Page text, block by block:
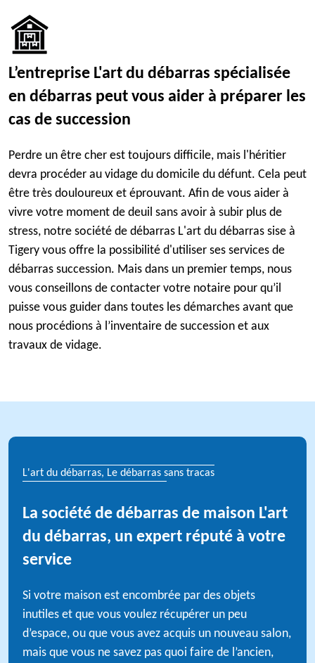
L’entreprise L'art du débarras spécialisée
en débarras peut vous aider à préparer les
cas de succession
Perdre un être cher est toujours difficile, mais l'héritier
devra procéder au vidage du domicile du défunt. Cela peut
être très douloureux et éprouvant. Afin de vous aider à
vivre votre moment de deuil sans avoir à subir plus de
stress, notre société de débarras L'art du débarras sise à
Tigery vous offre la possibilité d'utiliser ses services de
débarras succession. Mais dans un premier temps, nous
vous conseillons de contacter votre notaire pour qu’il
puisse vous guider dans toutes les démarches avant que
nous procédions à l’inventaire de succession et aux
travaux de vidage.
L'art du débarras, Le débarras sans tracas
La société de débarras de maison L'art
du débarras, un expert réputé à votre
service
Si votre maison est encombrée par des objets
inutiles et que vous voulez récupérer un peu
d’espace, ou que vous avez acquis un nouveau salon,
mais que vous ne savez pas quoi faire de l’ancien,